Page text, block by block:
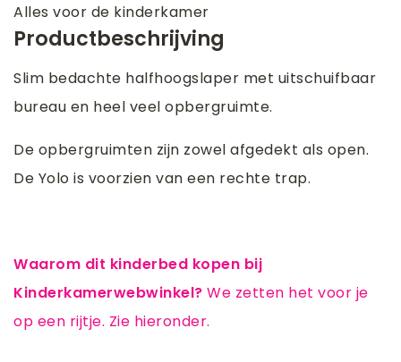
Alles voor de kinderkamer
Productbeschrijving
Slim bedachte halfhoogslaper met uitschuifbaar
bureau en heel veel opbergruimte.
De opbergruimten zijn zowel afgedekt als open.
De Yolo is voorzien van een rechte trap.
Waarom dit kinderbed kopen bij
Kinderkamerwebwinkel? We zetten het voor je
op een rijtje. Zie hieronder.